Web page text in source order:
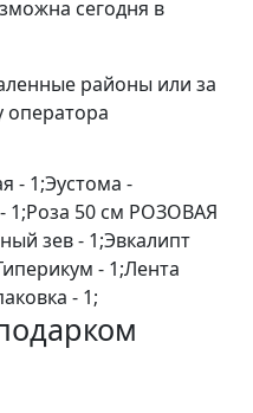
сегодня в
районы или за
оператора
- 1;Эустома -
1;Роза 50 см РОЗОВАЯ
зев - 1;Эвкалипт
- 1;Лента
- 1;